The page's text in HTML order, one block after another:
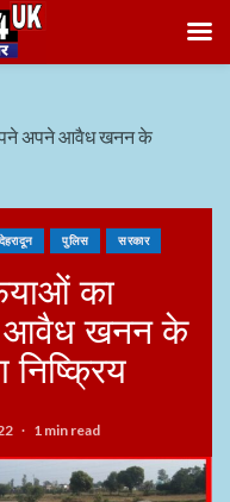
अपने आवैध खनन के
देहरादून पुलिस सरकार
का
आवैध खनन के
1 min read